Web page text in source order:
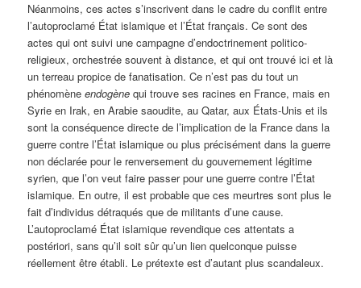
Néanmoins, ces actes s’inscrivent dans le cadre du conflit entre
l’autoproclamé État islamique et l’État français. Ce sont des
actes qui ont suivi une campagne d’endoctrinement politico-
religieux, orchestrée souvent à distance, et qui ont trouvé ici et là
un terreau propice de fanatisation. Ce n’est pas du tout un
phénomèneendogène qui trouve ses racines en France, mais en
Syrie en Irak, en Arabie saoudite, au Qatar, aux États-Unis et ils
sont la conséquence directe de l’implication de la France dans la
guerre contre l’État islamique ou plus précisément dans la guerre
non déclarée pour le renversement du gouvernement légitime
syrien, que l’on veut faire passer pour une guerre contre l’État
islamique. En outre, il est probable que ces meurtres sont plus le
fait d’individus détraqués que de militants d’une cause.
L’autoproclamé État islamique revendique ces attentats a
postériori, sans qu’il soit sûr qu’un lien quelconque puisse
réellement être établi. Le prétexte est d’autant plus scandaleux.